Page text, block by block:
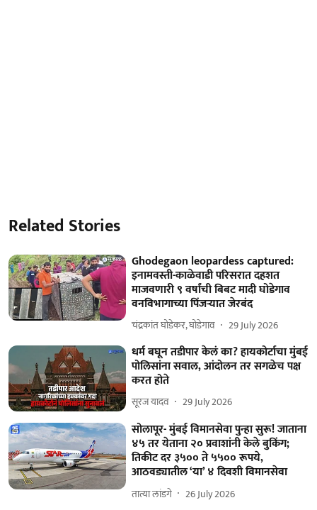
Related Stories
Ghodegaon leopardess captured:
इनामवस्ती-काळेवाडी परिसरात दहशत
माजवणारी ९ वर्षांची बिबट मादी घोडेगाव
वनविभागाच्या पिंजऱ्यात जेरबंद
चंद्रकांत घोडेकर, घोडेगाव 29 July 2026
धर्म बघून तडीपार केलं का? हायकोर्टाचा मुंबई
पोलिसांना सवाल, आंदोलन तर सगळेच पक्ष
करत होते
सूरज यादव 29 July 2026
सोलापूर- मुंबई विमानसेवा पुन्हा सुरू! जाताना
४५ तर येताना २० प्रवाशांनी केले बुकिंग;
तिकीट दर ३५०० ते ५५०० रूपये,
आठवड्यातील ‘या’ ४ दिवशी विमानसेवा
तात्या लांडगे 26 July 2026